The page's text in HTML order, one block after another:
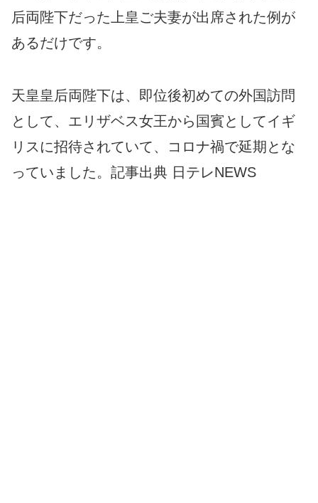
后両陛下だった上皇ご夫妻が出席された例が
あるだけです。
天皇皇后両陛下は、即位後初めての外国訪問
として、エリザベス女王から国賓としてイギ
リスに招待されていて、コロナ禍で延期とな
っていました。記事出典 日テレNEWS